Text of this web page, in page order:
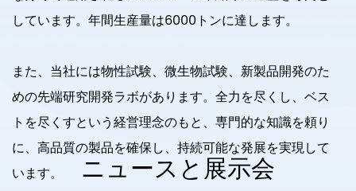
しています。年間生産量は6000トンに達します。
また、当社には物性試験、微生物試験、新製品開発のた
めの先端研究開発ラボがあります。全力を尽くし、ベス
トを尽くすという経営理念のもと、専門的な知識を頼り
に、高品質の製品を確保し、持続可能な発展を実現して
います。
ニュースと展示会